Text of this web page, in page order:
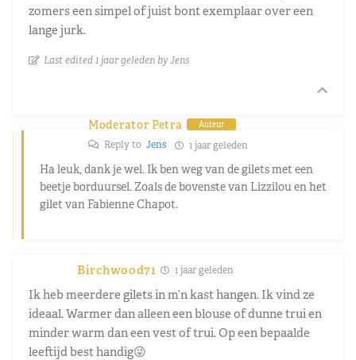
zomers een simpel of juist bont exemplaar over een
lange jurk.
Last edited 1 jaar geleden by Jens
Moderator Petra Auteur
Reply to Jens 1 jaar geleden
Ha leuk, dank je wel. Ik ben weg van de gilets met een
beetje borduursel. Zoals de bovenste van Lizzilou en het
gilet van Fabienne Chapot.
Birchwood71 1 jaar geleden
Ik heb meerdere gilets in m’n kast hangen. Ik vind ze
ideaal. Warmer dan alleen een blouse of dunne trui en
minder warm dan een vest of trui. Op een bepaalde
leeftijd best handig😜